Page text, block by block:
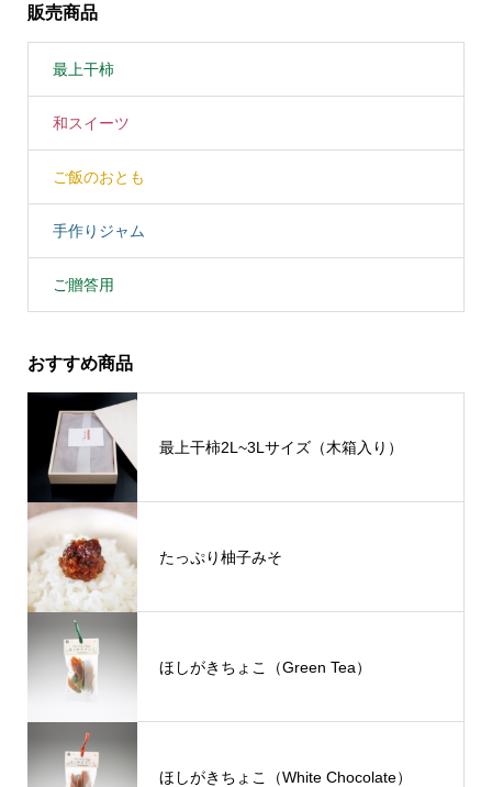
販売商品
最上干柿
和スイーツ
ご飯のおとも
手作りジャム
ご贈答用
おすすめ商品
最上干柿2L~3Lサイズ（木箱入り）
たっぷり柚子みそ
ほしがきちょこ（Green Tea）
ほしがきちょこ（White Chocolate）